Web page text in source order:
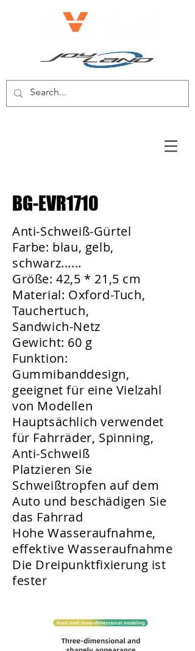
BG-EVR1710
Anti-Schweiß-Gürtel
Farbe: blau, gelb,
schwarz......
Größe: 42,5 * 21,5 cm
Material: Oxford-Tuch,
Tauchertuch,
Sandwich-Netz
Gewicht: 60 g
Funktion:
Gummibanddesign,
geeignet für eine Vielzahl
von Modellen
Hauptsächlich verwendet
für Fahrräder, Spinning,
Anti-Schweiß
Platzieren Sie
Schweißtropfen auf dem
Auto und beschädigen Sie
das Fahrrad
Hohe Wasseraufnahme,
effektive Wasseraufnahme
Die Dreipunktfixierung ist
fester